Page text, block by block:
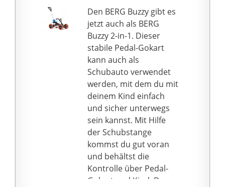
in jeglichem Terrain
garantiert.
ein erfolgreiches Spiel
auch auf glatten
Oberflächen wie
Laminatböden
Das Rutschauto
unterstützt die
Entwicklung des Kindes:
es fördert die
körperliche Fitness und
Koordination und regt
zusätzlich zum Spielen
im Freien an. Es genießt
zahlreiche positive
Meinungen und
Empfehlungen von
Den BERG Buzzy gibt es
jetzt auch als BERG
Buzzy 2-in-1. Dieser
stabile Pedal-Gokart
kann auch als
Schubauto verwendet
werden, mit dem du mit
deinem Kind einfach
und sicher unterwegs
sein kannst. Mit Hilfe
der Schubstange
kommst du gut voran
und behältst die
Kontrolle über Pedal-
Gokart und Kind. Da